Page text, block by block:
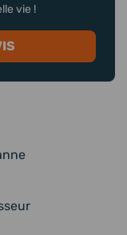
vie !